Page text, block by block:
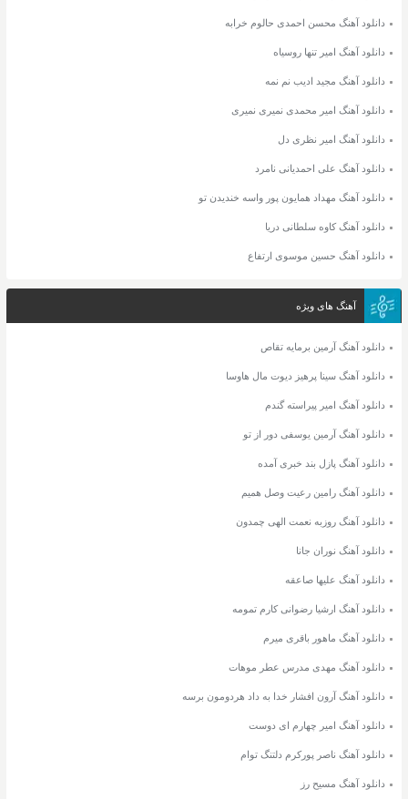
دانلود آهنگ محسن احمدی حالوم خرابه
دانلود آهنگ امیر تنها روسیاه
دانلود آهنگ مجید ادیب نم نمه
دانلود آهنگ امیر محمدی نمیری نمیری
دانلود آهنگ امیر نظری دل
دانلود آهنگ علی احمدیانی نامرد
دانلود آهنگ مهداد همایون پور واسه خندیدن تو
دانلود آهنگ کاوه سلطانی دریا
دانلود آهنگ حسین موسوی ارتفاع
آهنگ های ویژه
دانلود آهنگ آرمین برمایه تقاص
دانلود آهنگ سینا پرهیز دیوت مال هاوسا
دانلود آهنگ امیر پیراسته گندم
دانلود آهنگ آرمین یوسفی دور از تو
دانلود آهنگ پازل بند خبری آمده
دانلود آهنگ رامین رعیت وصل همیم
دانلود آهنگ روزبه نعمت الهی چمدون
دانلود آهنگ نوران جانا
دانلود آهنگ علیها صاعقه
دانلود آهنگ ارشیا رضوانی کارم تمومه
دانلود آهنگ ماهور باقری میرم
دانلود آهنگ مهدی مدرس عطر موهات
دانلود آهنگ آرون افشار خدا به داد هردومون برسه
دانلود آهنگ امیر چهارم ای دوست
دانلود آهنگ ناصر پورکرم دلتنگ توام
دانلود آهنگ مسیح رز